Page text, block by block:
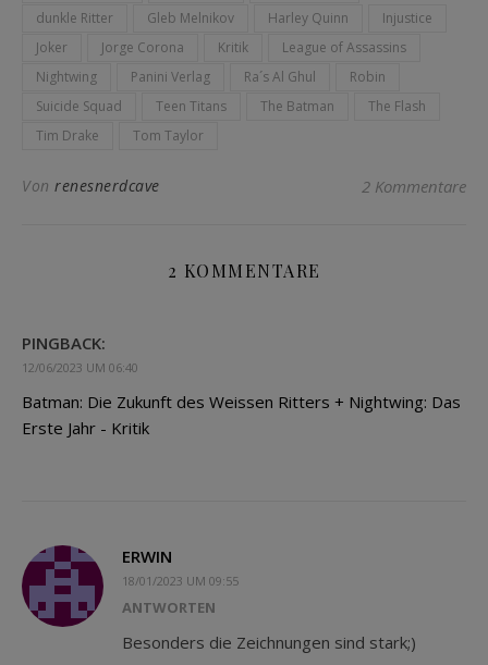
dunkle Ritter Gleb Melnikov Harley Quinn
Injustice
Joker
Jorge Corona Kritik
League of Assassins
Nightwing
Panini Verlag Ra´s Al Ghul
Robin
Suicide Squad
Teen Titans The Batman
The Flash
Tim Drake
Tom Taylor
Von renesnerdcave 2 Kommentare
2 KOMMENTARE
PINGBACK:
12/06/2023 UM 06:40
Batman: Die Zukunft des Weissen Ritters + Nightwing: Das
Erste Jahr - Kritik
ERWIN
18/01/2023 UM 09:55
ANTWORTEN
Besonders die Zeichnungen sind stark;)